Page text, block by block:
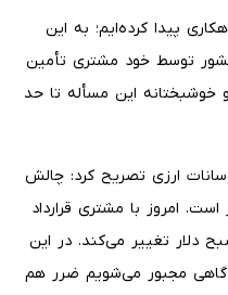
پیدا کرده‌ایم؛ به این
توسط خود مشتری تأمین
خوشبختانه این مسأله تا حد
ارزی تصریح کرد: چالش
امروز با مشتری قرارداد
دلار تغییر می‌کند. در این
گاهی مجبور می‌شویم ضرر هم